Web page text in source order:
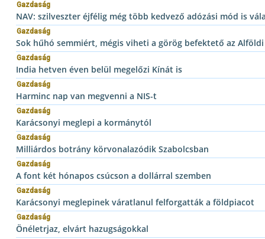
Gazdaság
NAV: szilveszter éjfélig még több kedvező adózási mód is
Gazdaság
Sok hűhó semmiért, mégis viheti a görög befektető az
Gazdaság
India hetven éven belül megelőzi Kínát is
Gazdaság
Harminc nap van megvenni a NIS-t
Gazdaság
Karácsonyi meglepi a kormánytól
Gazdaság
Milliárdos botrány körvonalazódik Szabolcsban
Gazdaság
A font két hónapos csúcson a dollárral szemben
Gazdaság
Karácsonyi meglepinek váratlanul felforgatták a földpiacot
Gazdaság
Önéletrjaz, elvárt hazugságokkal